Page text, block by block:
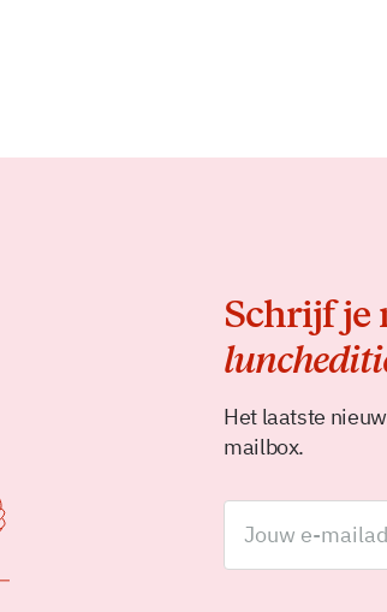
Schrijf je
Het laatste
mailbox.